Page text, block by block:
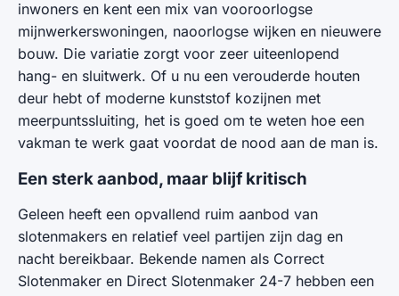
inwoners en kent een mix van vooroorlogse
mijnwerkerswoningen, naoorlogse wijken en nieuwere
bouw. Die variatie zorgt voor zeer uiteenlopend
hang- en sluitwerk. Of u nu een verouderde houten
deur hebt of moderne kunststof kozijnen met
meerpuntssluiting, het is goed om te weten hoe een
vakman te werk gaat voordat de nood aan de man is.
Een sterk aanbod, maar blijf kritisch
Geleen heeft een opvallend ruim aanbod van
slotenmakers en relatief veel partijen zijn dag en
nacht bereikbaar. Bekende namen als Correct
Slotenmaker en Direct Slotenmaker 24-7 hebben een